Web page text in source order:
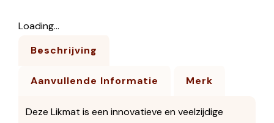
Loading...
Beschrijving
Aanvullende Informatie Merk
Deze Likmat is een innovatieve en veelzijdige